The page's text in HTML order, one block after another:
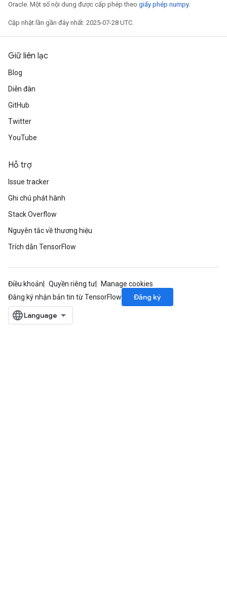
Oracle. Một số nội dung được cấp phép theo giấy phép numpy.
Cập nhật lần gần đây nhất: 2025-07-28 UTC.
Giữ liên lạc
Blog
Diễn đàn
GitHub
Twitter
YouTube
Hỗ trợ
Issue tracker
Ghi chú phát hành
Stack Overflow
Nguyên tắc về thương hiệu
Trích dẫn TensorFlow
Điều khoản Quyền riêng tư
Manage cookies
Đăng ký nhận bản tin từ TensorFlow
Đăng ký